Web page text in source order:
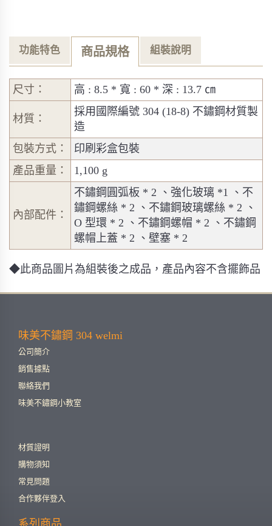
功能特色 商品規格 組裝說明
尺寸： 高 : 8.5 * 寬 : 60 * 深 : 13.7 ㎝
材質：
採用國際編號 304 (18-8) 不鏽鋼材質製
造
包裝方式：
印刷彩盒包裝
產品重量：
1,100 g
內部配件：
不鏽鋼圓弧板 * 2 、強化玻璃 *1 、不
鏽鋼螺絲 * 2 、不鏽鋼玻璃螺絲 * 2 、
O 型環 * 2 、不鏽鋼螺帽 * 2 、不鏽鋼
螺帽上蓋 * 2 、壁塞 * 2
◆此商品圖片為組裝後之成品，產品內容不含擺飾品
味美不鏽鋼 304 welmi
公司簡介
銷售據點
聯絡我們
味美不鏽鋼小教室
材質證明
購物須知
常見問題
合作夥伴登入
系列商品